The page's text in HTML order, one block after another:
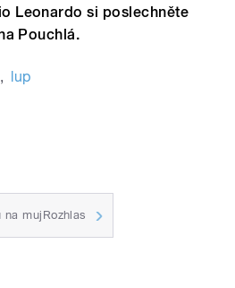
Leonardo si poslechněte
Pouchlá.
, lup
mujRozhlas